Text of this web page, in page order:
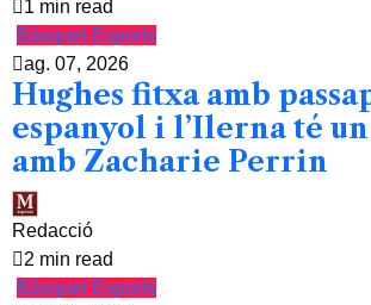
1 min read
Bàsquet Esports
ag. 07, 2026
Hughes fitxa amb
espanyol i l’Ilerna té
amb Zacharie Perrin
Redacció
2 min read
Bàsquet Esports